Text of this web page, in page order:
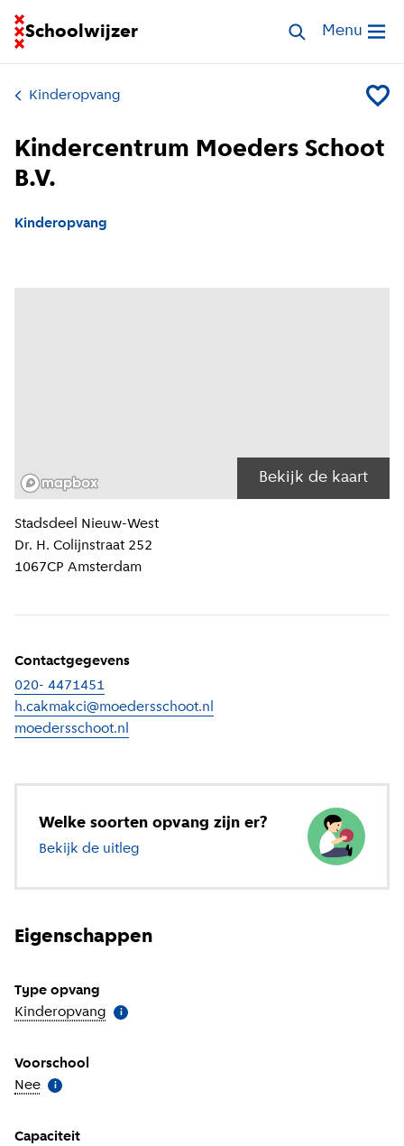
Schoolwijzer
Ga naar homepage van SchoolwijzerZoek opvang
Open
Menu
Kinderopvang Voeg
Kindercentrum Moeders Schoot
B.V.
Kinderopvang
Bekijk de kaart
Locatiegegevens
Stadsdeel
Nieuw-West
Dr. H. Colijnstraat 252
1067CP Amsterdam
Contactgegevens
020- 4471451
h.cakmakci@moedersschoot.nl
moedersschoot.nl
Welke soorten opvang zijn er?
Bekijk de uitleg over verschillende soorten opvang
Eigenschappen
Type opvang
Kinderopvang Meer informatie
i
Voorschool
Nee Meer informatie
i
Capaciteit